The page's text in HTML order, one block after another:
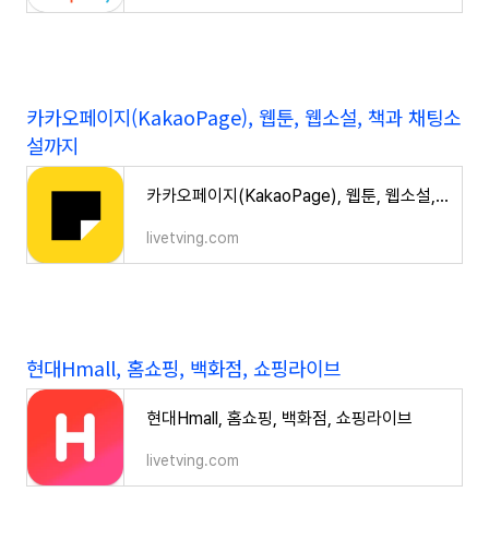
카카오페이지(KakaoPage), 웹툰, 웹소설, 책과 채팅소
설까지
카카오페이지(KakaoPage), 웹툰, 웹소설, 책과 채팅소설까지
livetving.com
현대Hmall, 홈쇼핑, 백화점, 쇼핑라이브
현대Hmall, 홈쇼핑, 백화점, 쇼핑라이브
livetving.com